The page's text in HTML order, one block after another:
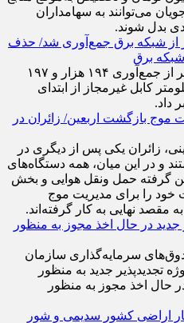
به ۴۰۰ میلیون تومان و تخصیص به‌موقع منابع
می‌توانند به سهامداران
بدل شوند.
از شبکه برق جمع‌آوری شد/ حذف
معاون هماهنگی توزیع توانیر از جمع‌آوری ۱۹۴ هزار و ۱۹۷
غیرمجاز و ۸۰۰ کیلومتر کابل غیرمجاز از ابتدای
داد.
موج بازگشت اربعین/ زائران در
زائران یکی پس از دیگری در
و در این میان، همه دستگاه‌های
گرفته حمل ونقل هوایی و بخش
را برای مدیریت موج
مقصد نهایی به کار گرفته‌اند.
جدید در حال اخذ مجوز به منظور
سرمایه‌گذاری سازمان
تجدیدپذیر جدید به منظور
حال اخذ مجوز به منظور